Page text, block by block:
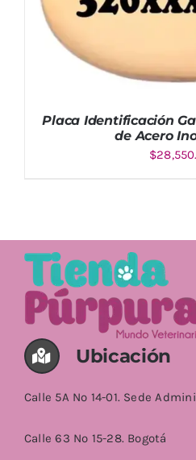
Placa Identificación
de Acero
$
Ubicación
Calle 5A No 14-01. Sede
Calle 63 No 15-28. Bogotá